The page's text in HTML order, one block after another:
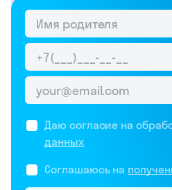
Даю согласие на
данных
Соглашаюсь на